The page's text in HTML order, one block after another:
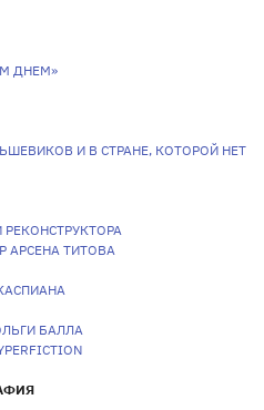
ДНЕМ»
И В СТРАНЕ, КОТОРОЙ НЕТ
АРСЕНА ТИТОВА
БАЛЛА